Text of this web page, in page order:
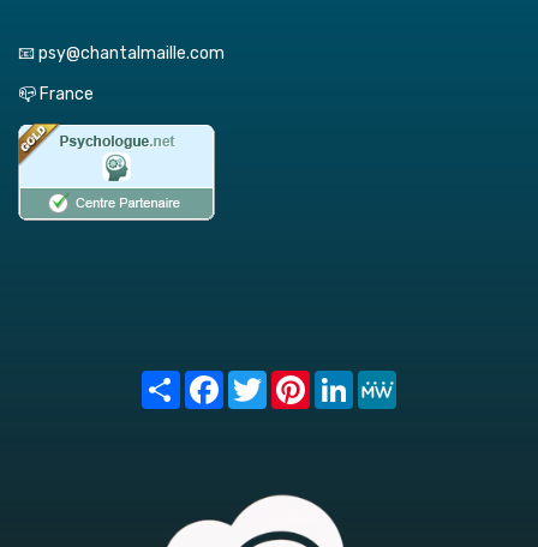
📧 psy@chantalmaille.com
📪 France
Share FacebookTwitterPinterest
LinkedIn